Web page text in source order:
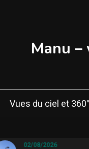
Manu
Vues du ciel et 360°
02/08/2026